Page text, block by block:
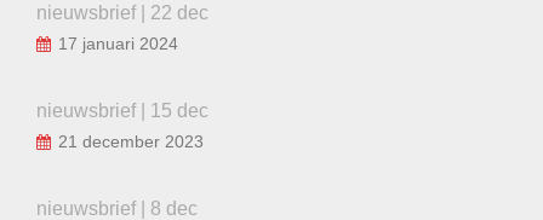
nieuwsbrief | 22 dec
17 januari 2024
nieuwsbrief | 15 dec
21 december 2023
nieuwsbrief | 8 dec